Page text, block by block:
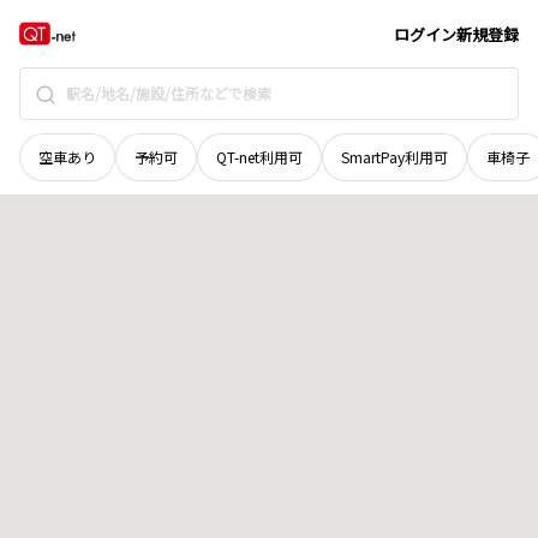
ログイン新規登録
空車あり 予約可 QT-net利用可 SmartPay利用可 車椅子
岩手県